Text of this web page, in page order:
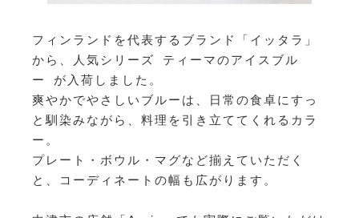
フィンランドを代表するブランド「イッタラ」
から、人気シリーズ ティーマのアイスブル
ー が入荷しました。
爽やかでやさしいブルーは、日常の食卓にすっ
と馴染みながら、料理を引き立ててくれるカラ
ー。
プレート・ボウル・マグなど揃えていただく
と、コーディネートの幅も広がります。